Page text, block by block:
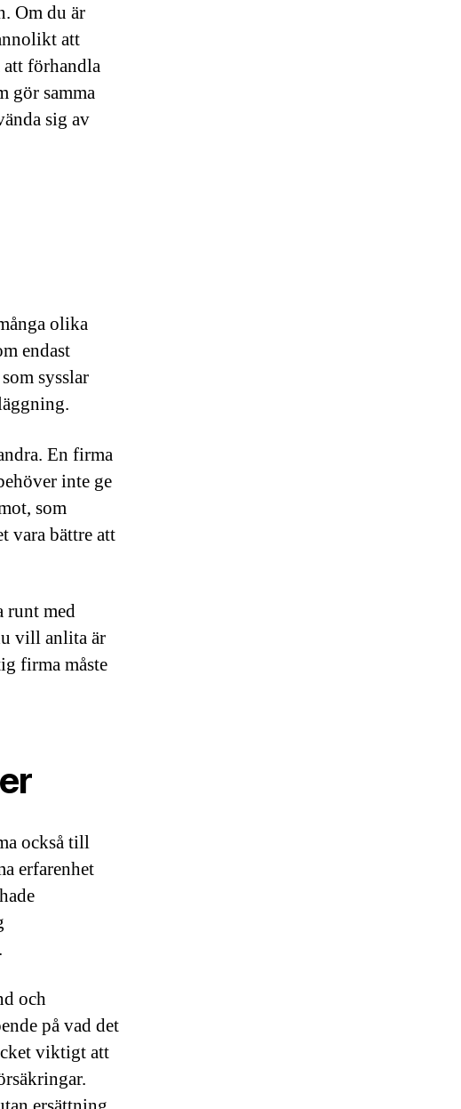
Om du är
att
förhandla
gör samma
sig av
olika
endast
sysslar
En firma
inte ge
som
vara bättre att
runt med
vill anlita är
firma måste
också till
erfarenhet
och
på vad det
viktigt att